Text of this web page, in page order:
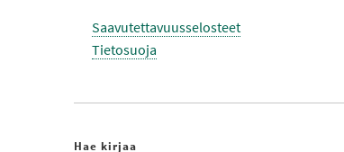
Saavutettavuusselosteet
Tietosuoja
Hae kirjaa